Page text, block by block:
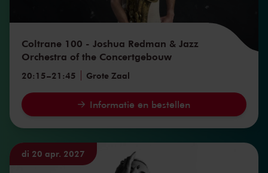
Coltrane 100 - Joshua Redman & Jazz
Orchestra of the Concertgebouw
20:15–21:45 Grote Zaal
Informatie en bestellen
di 20 apr. 2027